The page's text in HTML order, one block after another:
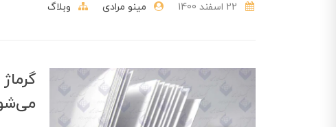
مینو مرادی وبلاگ